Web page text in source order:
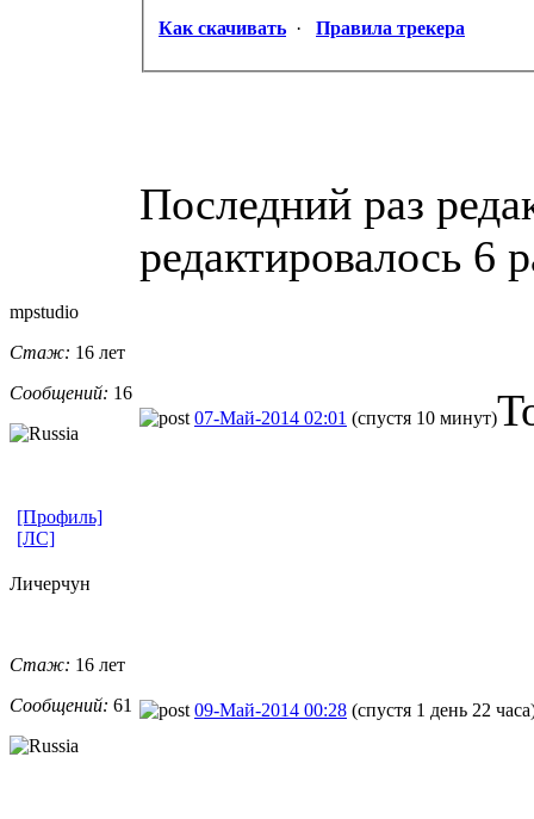
Как скачивать · Правила трекера
Последний раз
редактировалось 6
mpstudio
Стаж: 16 лет
Сообщений: 16
07-Май-2014 02:01 (спустя 10 минут)
[Профиль]
[ЛС]
Личерчун
Стаж: 16 лет
Сообщений: 61 09-Май-2014 00:28 (спустя 1 день 22